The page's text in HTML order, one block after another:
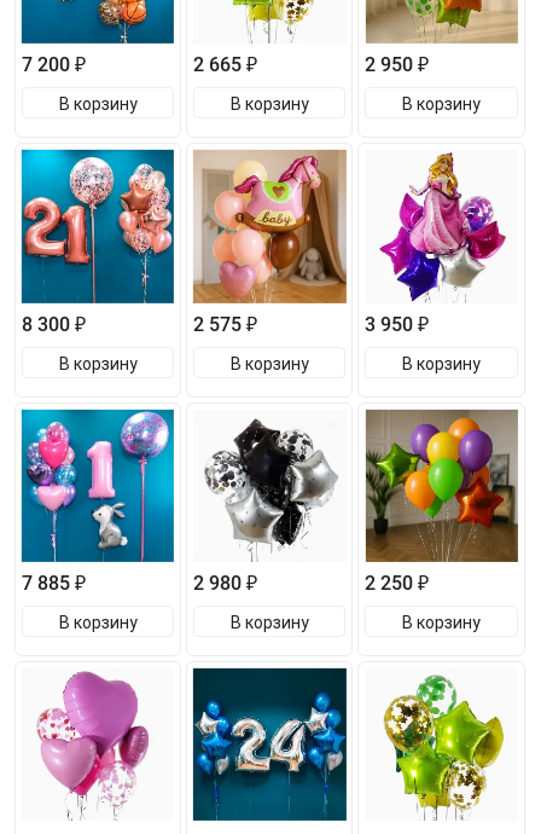
7 200 ₽
В корзину
2 665 ₽
В корзину
2 950 ₽
В корзину
8 300 ₽
В корзину
2 575 ₽
В корзину
3 950 ₽
В корзину
7 885 ₽
В корзину
2 980 ₽
В корзину
2 250 ₽
В корзину